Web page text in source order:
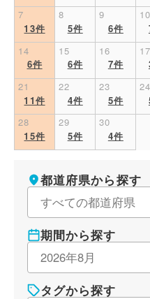
7
13件
8
5件
9
6件
10
14
6件
15
6件
16
7件
17
21
11件
22
4件
23
5件
24
28
15件
29
5件
30
4件
条件を変更する
都道府県から探す
期間から探す
タグから探す